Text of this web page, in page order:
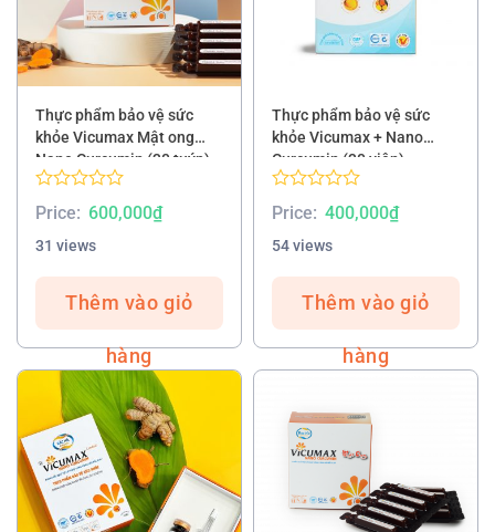
Thực phẩm bảo vệ sức
khỏe Vicumax Mật ong
Nano Curcumin (30 tuýp)
Rated
0.00
out
of
5
Price: 600,000₫
31 views
Thêm vào giỏ
hàng
Thực phẩm bảo vệ sức
khỏe Vicumax + Nano
Curcumin (30 viên)
Rated
0.00
out
of
5
Price: 400,000₫
54 views
Thêm vào giỏ
hàng